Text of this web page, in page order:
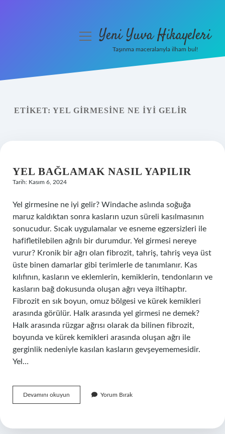
Yasal Uyarı
menüyüYeni Yuva Hikayeleri
Taşınma maceralarıyla ilham bul!
ETIKET: YEL GIRMESINE NE IYI GELIR
YEL BAĞLAMAK NASIL YAPILIR
Tarih: Kasım 6, 2024
Yel girmesine ne iyi gelir? Windache aslında soğuğa
maruz kaldıktan sonra kasların uzun süreli kasılmasının
sonucudur. Sıcak uygulamalar ve esneme egzersizleri ile
hafifletilebilen ağrılı bir durumdur. Yel girmesi nereye
vurur? Kronik bir ağrı olan fibrozit, tahriş, tahriş veya üst
üste binen damarlar gibi terimlerle de tanımlanır. Kas
kılıfının, kasların ve eklemlerin, kemiklerin, tendonların ve
kasların bağ dokusunda oluşan ağrı veya iltihaptır.
Fibrozit en sık boyun, omuz bölgesi ve kürek kemikleri
arasında görülür. Halk arasında yel girmesi ne demek?
Halk arasında rüzgar ağrısı olarak da bilinen fibrozit,
boyunda ve kürek kemikleri arasında oluşan ağrı ile
gerginlik nedeniyle kasılan kasların gevşeyememesidir.
Yel…
Devamını okuyun
Bağlamak
Yorum Bırak